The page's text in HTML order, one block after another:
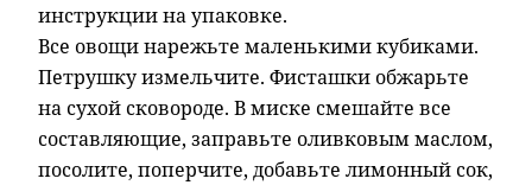
инструкции на упаковке.
Все овощи нарежьте маленькими кубиками.
Петрушку измельчите. Фисташки обжарьте
на сухой сковороде. В миске смешайте все
составляющие, заправьте оливковым маслом,
посолите, поперчите, добавьте лимонный сок,